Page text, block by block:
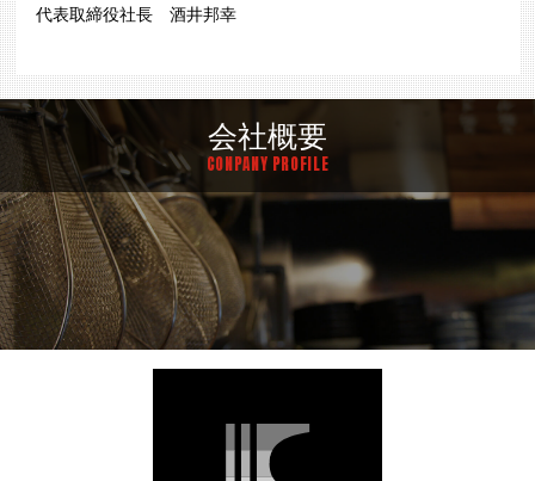
代表取締役社長 酒井邦幸
会社概要
CONPANY PROFILE